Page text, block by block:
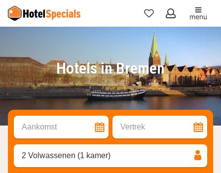
Mijn
favorieten
menu
Hotels in Bremen
Aankomst Vertrek
2 Volwassenen (1 kamer)